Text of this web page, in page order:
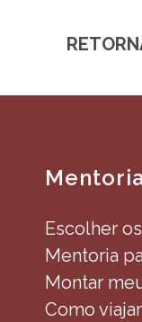
Escolher
Mentoria
Montar
Como